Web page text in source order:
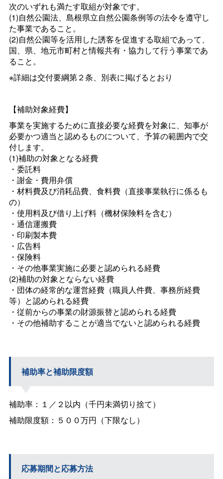
次のいずれも満たす取組が対象です。
(1)自然公園法、島根県立自然公園条例等の法令を遵守し
た事業であること。
(2)自然公園等を活用した誘客を促進する取組であって、
国、県、地元市町村と情報共有・協力して行う事業であ
ること。
※詳細は交付要綱第２条、別表に掲げるとおり
【補助対象経費】
事業を実施するために直接必要な経費を対象に、知事が
必要かつ適当と認めるものについて、予算の範囲内で交
付します。
(1)補助の対象となる経費
・委託料
・謝金・費用弁償
・材料費及び消耗品費、食料費（直接事業執行に係るも
の）
・使用料及び借り上げ料（機材保険料を含む）
・通信運搬費
・印刷製本費
・広告料
・保険料
・その他事業実施に必要と認められる経費
(2)補助の対象とならない経費
・団体の経常的な運営経費（職員人件費、事務所経費
等）と認められる経費
・従前からの事業の財源振替と認められる経費
・その他補助することが適当でないと認められる経費
補助率と補助限度額
補助率：１／２以内（千円未満切り捨て）
補助限度額：５００万円（下限なし）
応募期間と応募方法